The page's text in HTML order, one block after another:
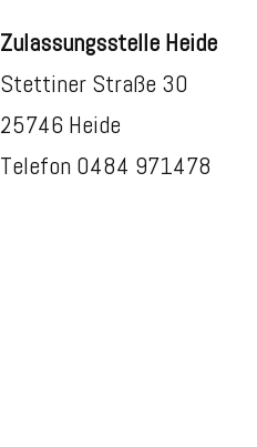
Zulassungsstelle Heide
Stettiner Straße 30
25746 Heide
Telefon 0484 971478